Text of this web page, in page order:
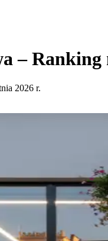
–
2026 r.